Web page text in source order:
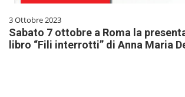
3 Ottobre 2023
Sabato 7 ottobre a Roma la
libro “Fili interrotti” di Anna Maria